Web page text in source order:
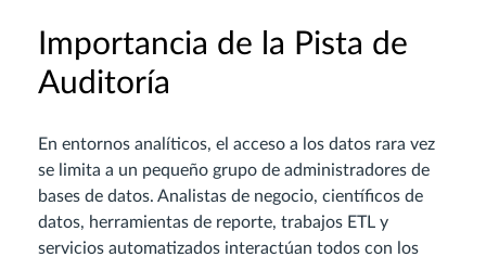
Importancia de la Pista de
Auditoría
En entornos analíticos, el acceso a los datos rara vez
se limita a un pequeño grupo de administradores de
bases de datos. Analistas de negocio, científicos de
datos, herramientas de reporte, trabajos ETL y
servicios automatizados interactúan todos con los